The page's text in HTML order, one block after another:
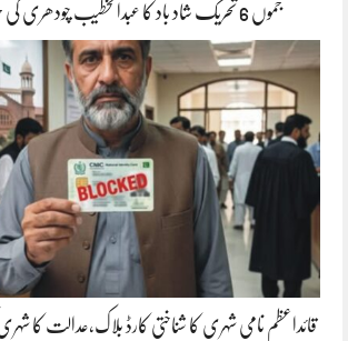
جموں 6 تحریک شاد باد کا عبدالخطیب چودھری کی حمایت کا اعلان
قائداعظم نامی شہری کا شناختی کارڈ بلاک،عدالت کا